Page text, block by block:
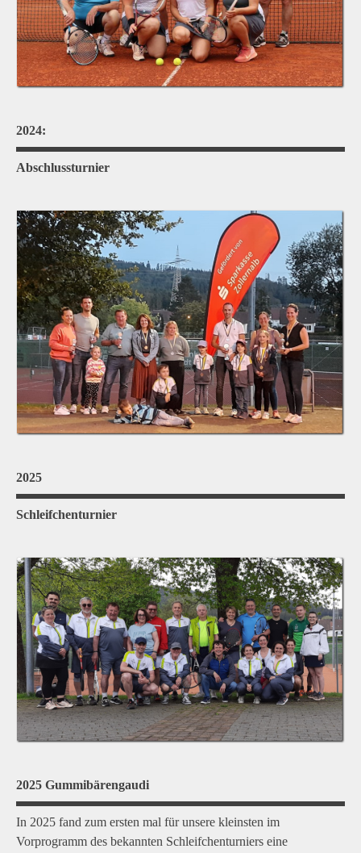
2024:
Abschlussturnier
2025
Schleifchenturnier
2025 Gummibärengaudi
In 2025 fand zum ersten mal für unsere kleinsten im
Vorprogramm des bekannten Schleifchenturniers eine